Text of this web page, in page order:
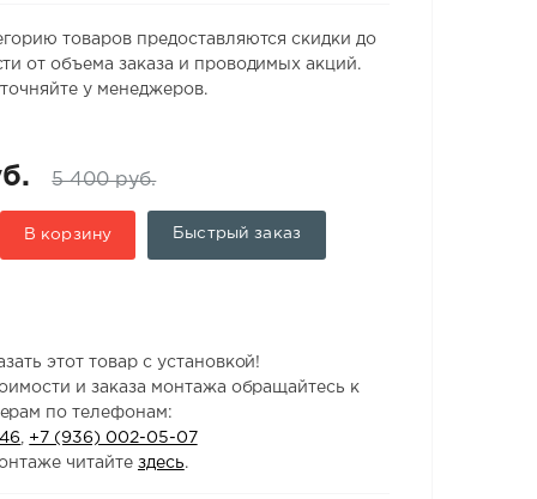
товаров предоставляются скидки до
от объема заказа и проводимых акций.
у менеджеров.
5 400 руб.
В корзину Быстрый заказ
этот товар с установкой!
и заказа монтажа обращайтесь к
по телефонам:
+7 (936) 002-05-07
читайте здесь.